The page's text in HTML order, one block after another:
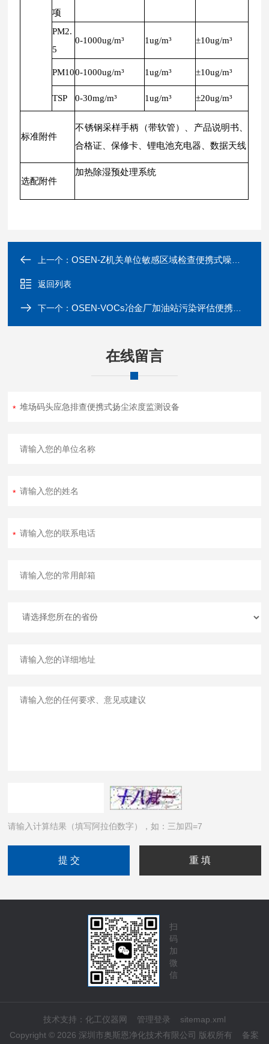
项
PM2.
5
0-1000ug/m³ 1ug/m³ ±10ug/m³
PM100-1000ug/m³ 1ug/m³ ±10ug/m³
TSP 0-30mg/m³ 1ug/m³ ±20ug/m³
标准附件
不锈钢采样手柄（带软管）、产品说明书、
合格证、保修卡、锂电池充电器、数据天线
选配附件
加热除湿预处理系统
上一个：OSEN-Z机关单位敏感区域检查便携式噪声监测设备
返回列表
下一个：OSEN-VOCs冶金厂加油站污染评估便携式VOCs气体检测仪
在线留言
请输入计算结果（填写阿拉伯数字），如：三加四=7
扫
码
加
微
信
技术支持： 化工仪器网 管理登录
sitemap.xml
Copyright © 2026 深圳市奥斯恩净化技术有限公司 版权所有 备案